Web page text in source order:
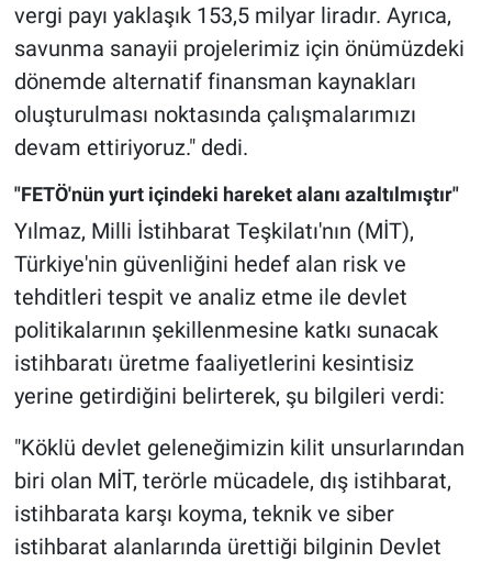
vergi payı yaklaşık 153,5 milyar liradır. Ayrıca,
savunma sanayii projelerimiz için önümüzdeki
dönemde alternatif finansman kaynakları
oluşturulması noktasında çalışmalarımızı
devam ettiriyoruz." dedi.
"FETÖ'nün yurt içindeki hareket alanı azaltılmıştır"
Yılmaz, Milli İstihbarat Teşkilatı'nın (MİT),
Türkiye'nin güvenliğini hedef alan risk ve
tehditleri tespit ve analiz etme ile devlet
politikalarının şekillenmesine katkı sunacak
istihbaratı üretme faaliyetlerini kesintisiz
yerine getirdiğini belirterek, şu bilgileri verdi:
"Köklü devlet geleneğimizin kilit unsurlarından
biri olan MİT, terörle mücadele, dış istihbarat,
istihbarata karşı koyma, teknik ve siber
istihbarat alanlarında ürettiği bilginin Devlet